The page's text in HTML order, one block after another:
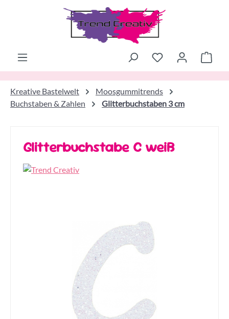
Zum Hauptinhalt springen
Kreative Bastelwelt
Moosgummitrends
Buchstaben & Zahlen
Glitterbuchstaben 3 cm
Glitterbuchstabe C weiß
Bildergalerie überspringen